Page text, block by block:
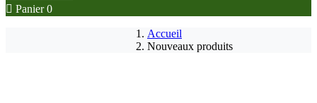
 Panier 0
Accueil
Nouveaux produits